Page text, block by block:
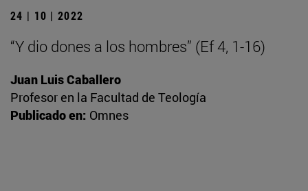
24 | 10 | 2022
“Y dio dones a los hombres” (Ef 4, 1-16)
Juan Luis Caballero
Profesor en la Facultad de Teología
Publicado en: Omnes